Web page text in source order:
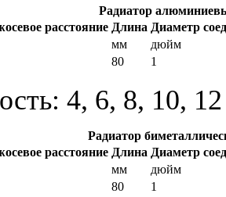
Радиатор
расстояние Длина Диаметр
мм
дюйм
80 1
4, 6, 8, 10,
Радиатор
расстояние Длина Диаметр
мм
дюйм
80 1